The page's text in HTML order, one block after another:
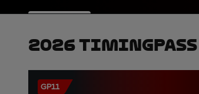
2026 TimingPass
GP11